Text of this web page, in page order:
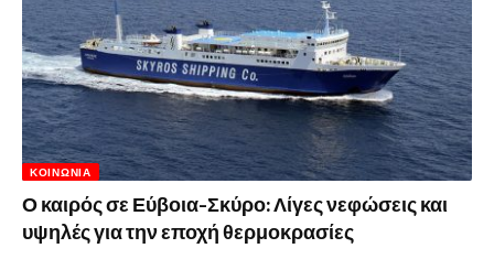
ΚΟΙΝΩΝΊΑ
Ο καιρός σε Εύβοια-Σκύρο: Λίγες νεφώσεις και
υψηλές για την εποχή θερμοκρασίες